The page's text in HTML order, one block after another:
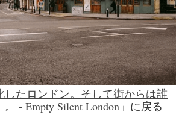
したロンドン。そして街からは誰
- Empty Silent London 」に戻る